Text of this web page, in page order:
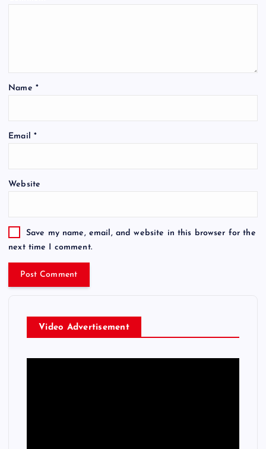
Name *
Email *
Website
Save my name, email, and website in this browser for the
next time I comment.
Video Advertisement